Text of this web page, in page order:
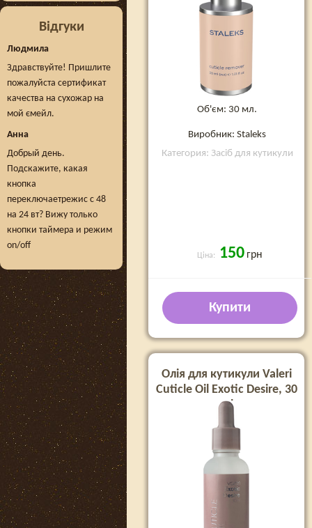
Відгуки
Людмила
Здравствуйте! Пришлите
пожалуйста сертификат
качества на сухожар на
мой ємейл.
Анна
Добрый день.
Подскажите, какая
кнопка
переключаетрежис с 48
на 24 вт? Вижу только
кнопки таймера и режим
on/off
Об'єм: 30 мл.
Виробник: Staleks
Категория: Засіб для кутикули
Ціна: 150 грн
Купити
Олія для кутикули Valeri
Cuticle Oil Exotic Desire, 30
ml